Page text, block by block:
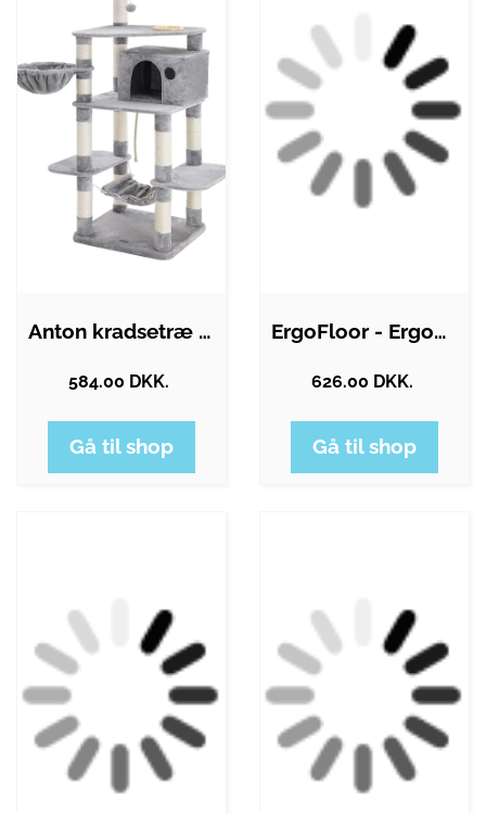
Anton kradsetræ - Lysegrå
584.00 DKK.
Gå til shop
ErgoFloor - ErgoPlay Impact Gummifliser…
626.00 DKK.
Gå til shop